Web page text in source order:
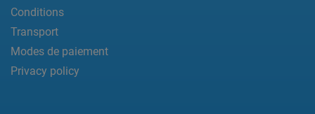
Conditions
Transport
Modes de paiement
Privacy policy